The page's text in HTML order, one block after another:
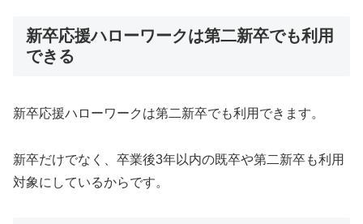
新卒応援ハローワークは第二新卒でも利用
できる
新卒応援ハローワークは第二新卒でも利用できます。
新卒だけでなく、卒業後3年以内の既卒や第二新卒も利用
対象にしているからです。